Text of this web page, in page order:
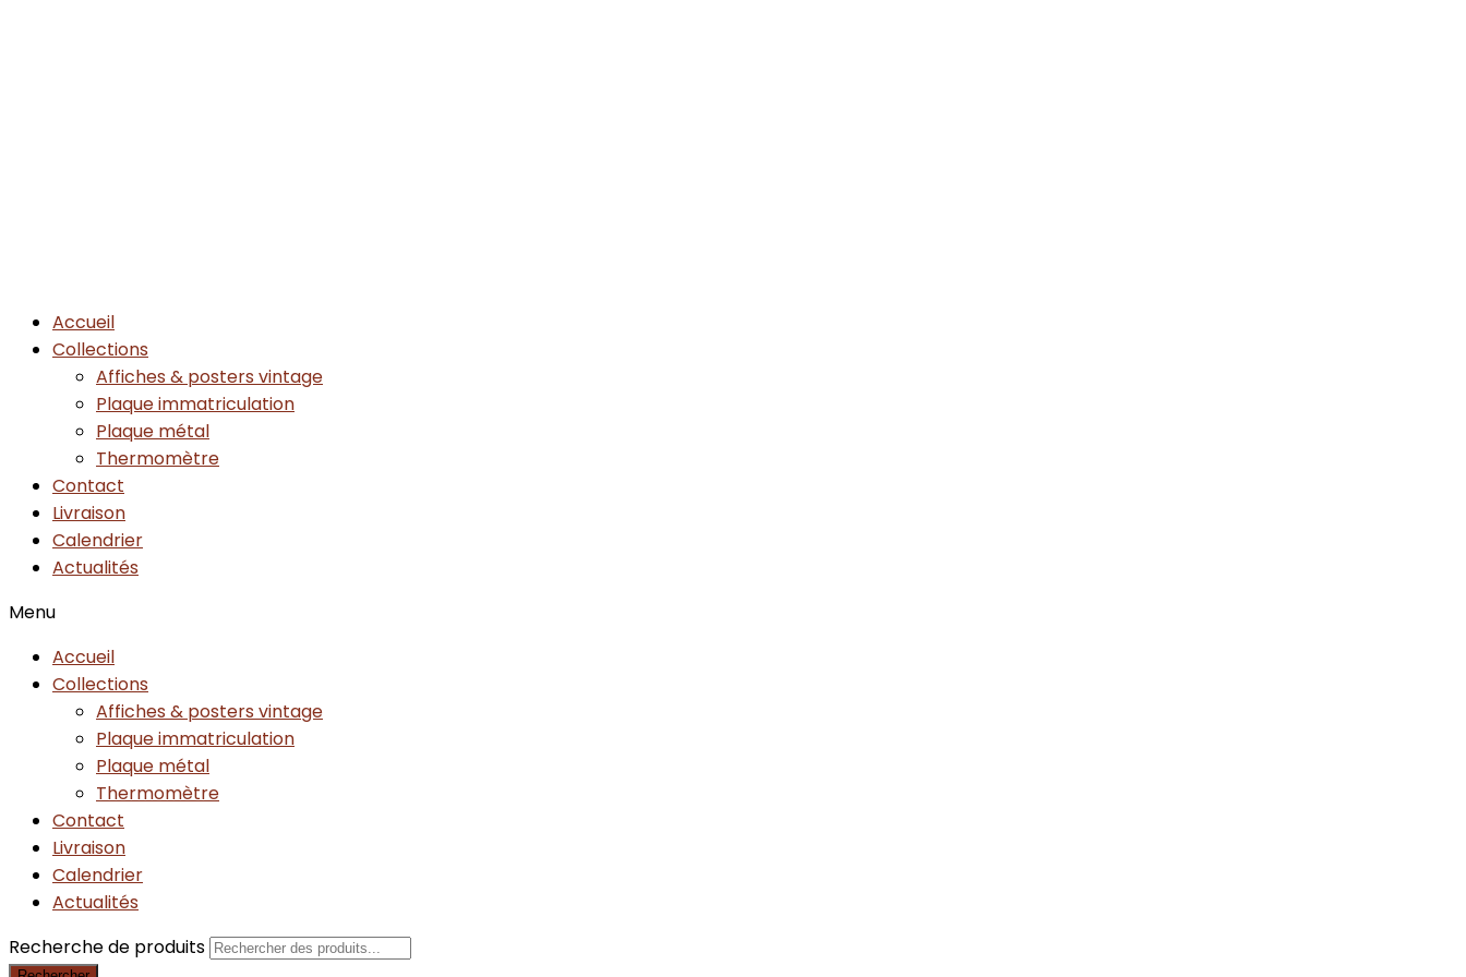
Accueil
Collections
Affiches & posters vintage
Plaque immatriculation
Plaque métal
Thermomètre
Contact
Livraison
Calendrier
Actualités
Menu
Accueil
Collections
Affiches & posters vintage
Plaque immatriculation
Plaque métal
Thermomètre
Contact
Livraison
Calendrier
Actualités
Recherche de produits